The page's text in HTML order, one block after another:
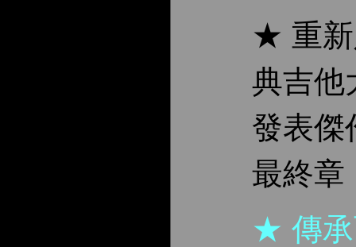
★ 重
典吉他
發表傑
最終章
★ 傳